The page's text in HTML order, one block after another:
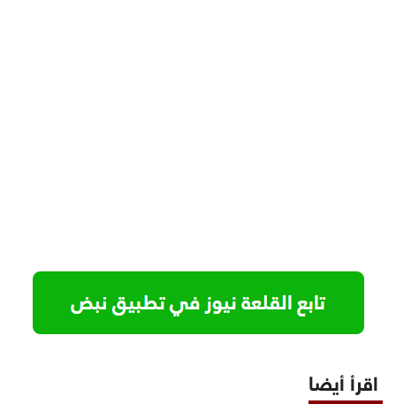
اقرأ أيضا